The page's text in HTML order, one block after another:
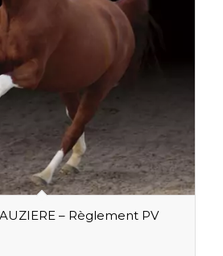
– Règlement PV